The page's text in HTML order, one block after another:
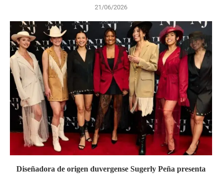
21/06/2026
Diseñadora de origen duvergense Sugerly Peña presenta